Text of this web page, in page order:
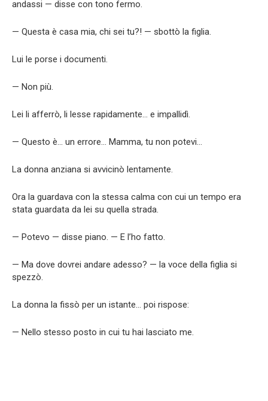
andassi — disse con tono fermo.
— Questa è casa mia, chi sei tu?! — sbottò la figlia.
Lui le porse i documenti.
— Non più.
Lei li afferrò, li lesse rapidamente… e impallidì.
— Questo è… un errore… Mamma, tu non potevi…
La donna anziana si avvicinò lentamente.
Ora la guardava con la stessa calma con cui un tempo era
stata guardata da lei su quella strada.
— Potevo — disse piano. — E l’ho fatto.
— Ma dove dovrei andare adesso? — la voce della figlia si
spezzò.
La donna la fissò per un istante… poi rispose:
— Nello stesso posto in cui tu hai lasciato me.